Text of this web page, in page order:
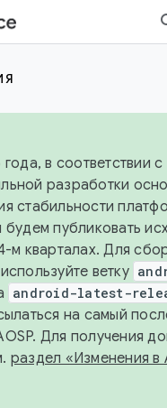
в соответствии
разработки
стабильности
публиковать
м кварталах. Для
ветку
android-latest-
на самый
Для получения
раздел «Изменения в